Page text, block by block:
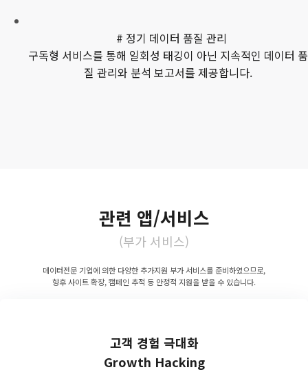
# 정기 데이터 품질 관리
구독형 서비스를 통해 일회성 태깅이 아닌 지속적인 데이터 품
질 관리와 분석 보고서를 제공합니다.
관련 앱/서비스
(부가 서비스)
데이터전문 기업에 의한 다양한 추가지원 부가 서비스를 준비하였으므로,
향후 사이트 확장, 캠페인 추적 등 안정적 지원을 받을 수 있습니다.
고객 경험 극대화
Growth Hacking